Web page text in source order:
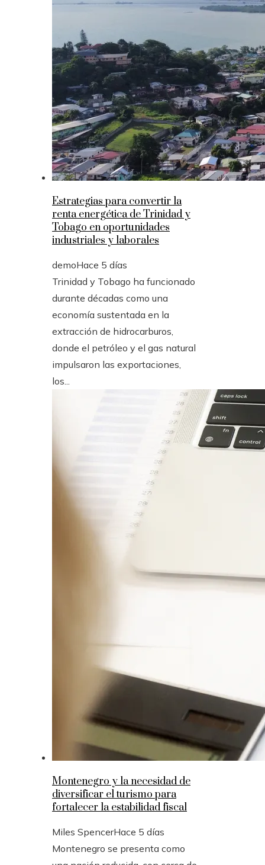
Estrategias para convertir la
renta energética de Trinidad y
Tobago en oportunidades
industriales y laborales
demoHace 5 días
Trinidad y Tobago ha funcionado
durante décadas como una
economía sustentada en la
extracción de hidrocarburos,
donde el petróleo y el gas natural
impulsaron las exportaciones,
los...
Montenegro y la necesidad de
diversificar el turismo para
fortalecer la estabilidad fiscal
Miles SpencerHace 5 días
Montenegro se presenta como